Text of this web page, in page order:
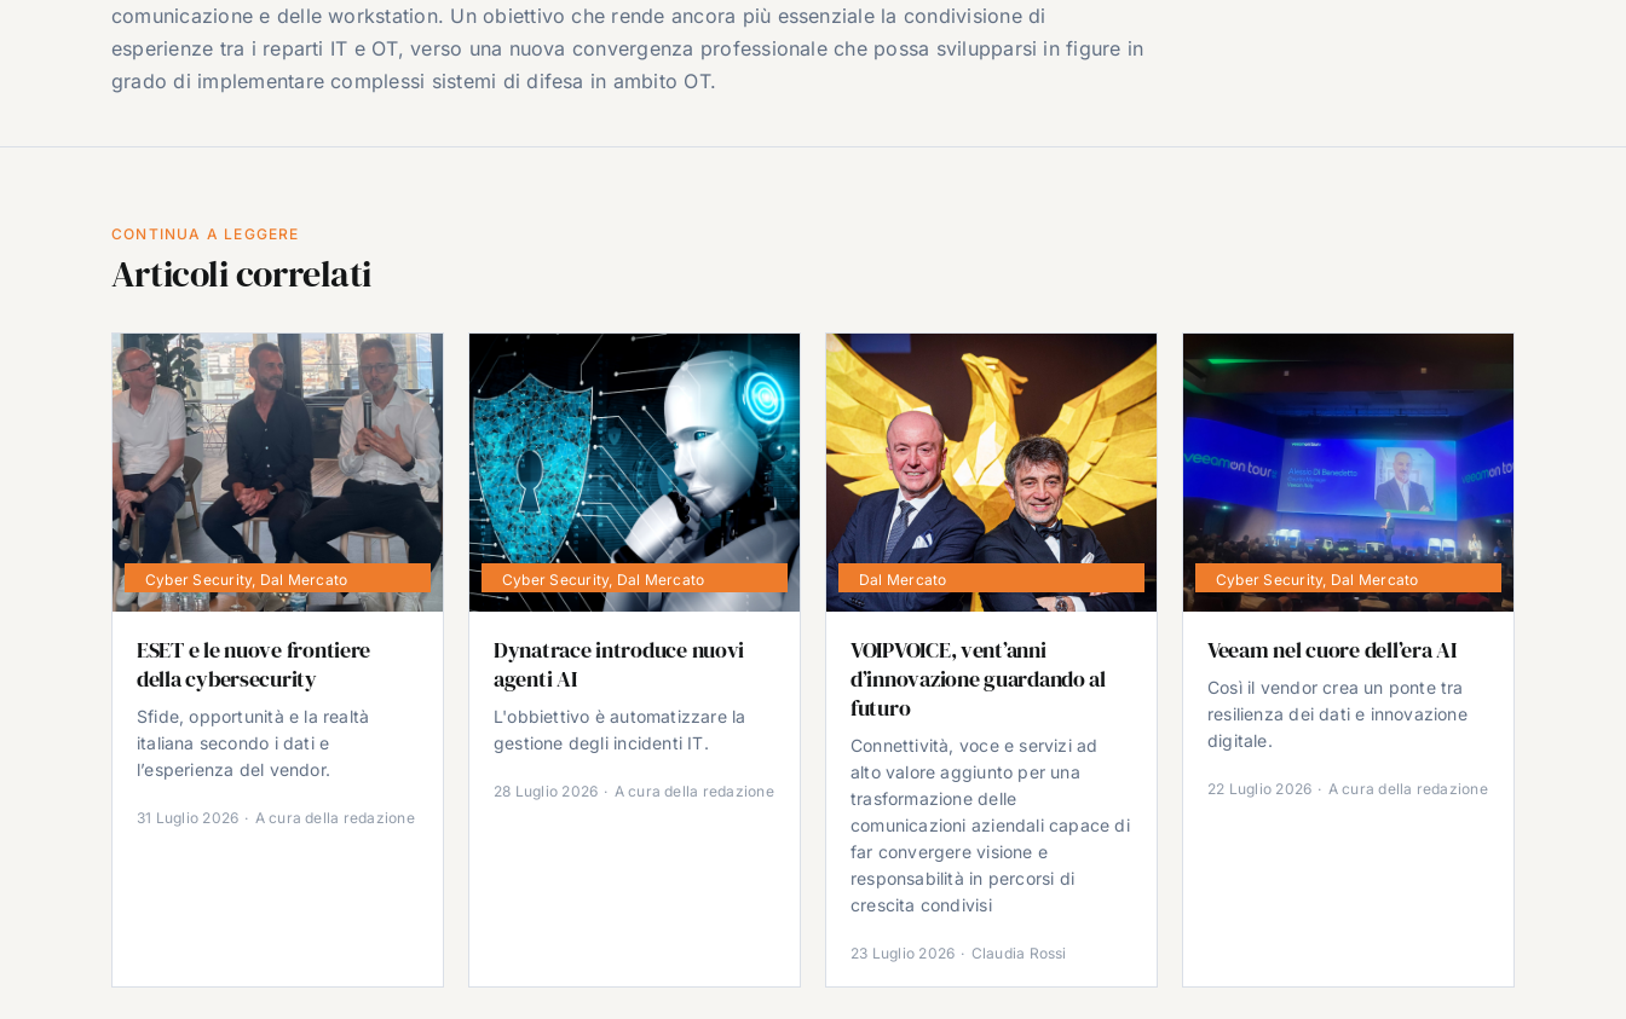
comunicazione e delle workstation. Un obiettivo che rende ancora più essenziale la condivisione di
esperienze tra i reparti IT e OT, verso una nuova convergenza professionale che possa svilupparsi in figure in
grado di implementare complessi sistemi di difesa in ambito OT.
CONTINUA A LEGGERE
Articoli correlati
Cyber Security, Dal Mercato
ESET e le nuove frontiere
della cybersecurity
Sfide, opportunità e la realtà
italiana secondo i dati e
l’esperienza del vendor.
31 Luglio 2026 · A cura della redazione
Cyber Security, Dal Mercato
Dynatrace introduce nuovi
agenti AI
L'obbiettivo è automatizzare la
gestione degli incidenti IT.
28 Luglio 2026 · A cura della redazione
Dal Mercato
VOIPVOICE, vent’anni
d’innovazione guardando al
futuro
Connettività, voce e servizi ad
alto valore aggiunto per una
trasformazione delle
comunicazioni aziendali capace di
far convergere visione e
responsabilità in percorsi di
crescita condivisi
23 Luglio 2026 · Claudia Rossi
Cyber Security, Dal Mercato
Veeam nel cuore dell’era AI
Così il vendor crea un ponte tra
resilienza dei dati e innovazione
digitale.
22 Luglio 2026 · A cura della redazione